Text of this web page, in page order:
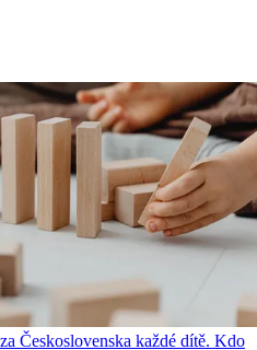
Československa každé dítě. Kdo